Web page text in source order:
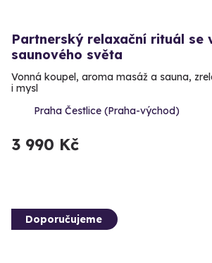
Partnerský relaxační rituál se
saunového světa
Vonná koupel, aroma masáž a sauna,
i mysl
Praha Čestlice (Praha-východ)
3 990 Kč
Doporučujeme